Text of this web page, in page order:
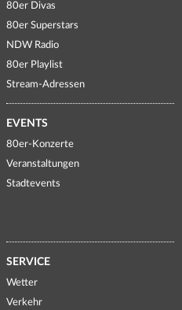
80er Divas
80er Superstars
NDW Radio
80er Playlist
Stream-Adressen
EVENTS
80er-Konzerte
Veranstaltungen
Stadtevents
SERVICE
Wetter
Verkehr